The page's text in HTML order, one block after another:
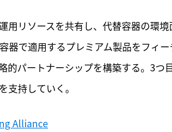
用リソースを共有し、代替容器の環
器で適用するプレミアム製品をフィ
的パートナーシップを構築する。3つ
支持していく。
Alliance